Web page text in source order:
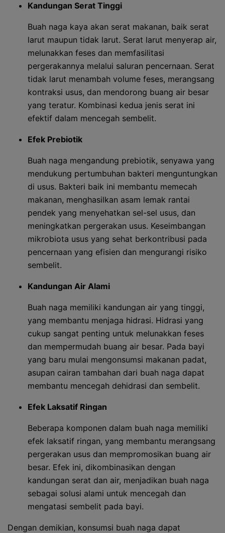
Kandungan Serat Tinggi
Buah naga kaya akan serat makanan, baik serat
larut maupun tidak larut. Serat larut menyerap air,
melunakkan feses dan memfasilitasi
pergerakannya melalui saluran pencernaan. Serat
tidak larut menambah volume feses, merangsang
kontraksi usus, dan mendorong buang air besar
yang teratur. Kombinasi kedua jenis serat ini
efektif dalam mencegah sembelit.
Efek Prebiotik
Buah naga mengandung prebiotik, senyawa yang
mendukung pertumbuhan bakteri menguntungkan
di usus. Bakteri baik ini membantu memecah
makanan, menghasilkan asam lemak rantai
pendek yang menyehatkan sel-sel usus, dan
meningkatkan pergerakan usus. Keseimbangan
mikrobiota usus yang sehat berkontribusi pada
pencernaan yang efisien dan mengurangi risiko
sembelit.
Kandungan Air Alami
Buah naga memiliki kandungan air yang tinggi,
yang membantu menjaga hidrasi. Hidrasi yang
cukup sangat penting untuk melunakkan feses
dan mempermudah buang air besar. Pada bayi
yang baru mulai mengonsumsi makanan padat,
asupan cairan tambahan dari buah naga dapat
membantu mencegah dehidrasi dan sembelit.
Efek Laksatif Ringan
Beberapa komponen dalam buah naga memiliki
efek laksatif ringan, yang membantu merangsang
pergerakan usus dan mempromosikan buang air
besar. Efek ini, dikombinasikan dengan
kandungan serat dan air, menjadikan buah naga
sebagai solusi alami untuk mencegah dan
mengatasi sembelit pada bayi.
Dengan demikian, konsumsi buah naga dapat